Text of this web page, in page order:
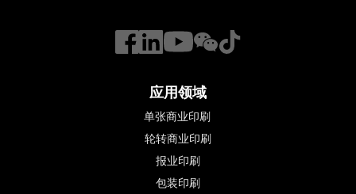
应用领域
单张商业印刷
轮转商业印刷
报业印刷
包装印刷